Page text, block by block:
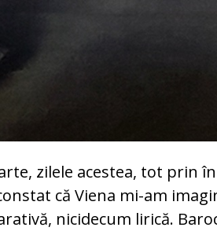
zilele acestea, tot prin
că Viena mi-am
nicidecum lirică.